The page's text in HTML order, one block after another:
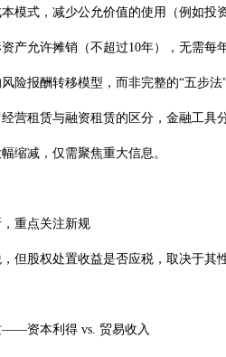
模式，减少公允价值的使用（例如投
产允许摊销（不超过10年），无需每
险报酬转移模型，而非完整的“五步法”
营租赁与融资租赁的区分，金融工具
缩减，仅需聚焦重大信息。
重点关注新规
但股权处置收益是否应税，取决于其
——资本利得 vs. 贸易收入